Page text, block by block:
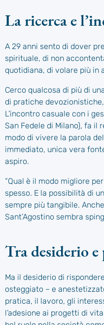
La ricerca e
A 29 anni sento di dover
spirituale, di non
quotidiana, di volare più in
Cerco qualcosa di più di
di pratiche
L’incontro casuale con i
San Fedele di Milano), fa il
modo di vivere la parola
immediato, unica vera
aspiro.
“Qual è il modo migliore
spesso. E la possibilità di
sempre più tangibile.
Sant’Agostino sembra
Tra desiderio e
Ma il desiderio di
osteggiato – e
pratica, il lavoro, gli
l’adesione ai progetti di